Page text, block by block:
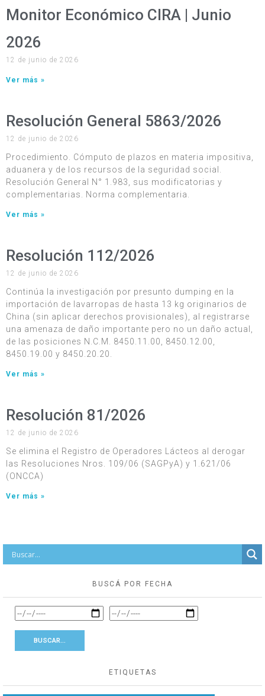
Monitor Económico CIRA | Junio
2026
12 de junio de 2026
Ver más »
Resolución General 5863/2026
12 de junio de 2026
Procedimiento. Cómputo de plazos en materia impositiva,
aduanera y de los recursos de la seguridad social.
Resolución General N° 1.983, sus modificatorias y
complementarias. Norma complementaria.
Ver más »
Resolución 112/2026
12 de junio de 2026
Continúa la investigación por presunto dumping en la
importación de lavarropas de hasta 13 kg originarios de
China (sin aplicar derechos provisionales), al registrarse
una amenaza de daño importante pero no un daño actual,
de las posiciones N.C.M. 8450.11.00, 8450.12.00,
8450.19.00 y 8450.20.20.
Ver más »
Resolución 81/2026
12 de junio de 2026
Se elimina el Registro de Operadores Lácteos al derogar
las Resoluciones Nros. 109/06 (SAGPyA) y 1.621/06
(ONCCA)
Ver más »
BUSCÁ POR FECHA
ETIQUETAS